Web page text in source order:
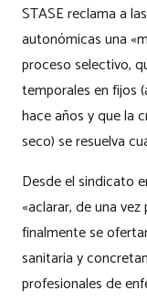
STASE reclama a
autonómicas una
proceso selectivo,
temporales en fijos
hace años y que la
seco) se resuelva
Desde el sindicato
«aclarar, de una
finalmente se
sanitaria y
profesionales de